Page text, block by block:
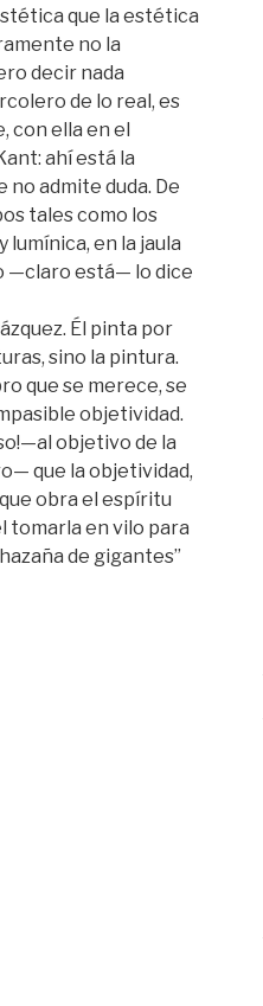
que la estética
no la
decir nada
de lo real, es
con ella en el
ahí está la
admite duda. De
tales como los
en la jaula
—claro está— lo dice
Él pinta por
sino la pintura.
que se merece, se
objetividad.
objetivo de la
que la objetividad,
obra el espíritu
tomarla en vilo para
de gigantes”